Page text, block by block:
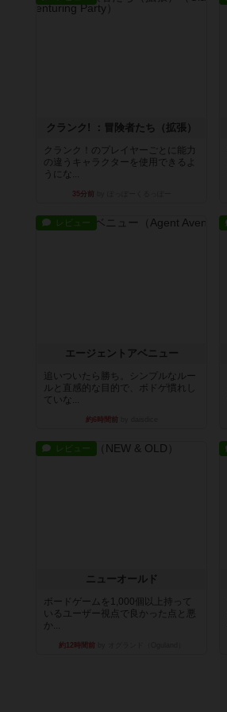
クランク! ：冒険者たち（拡張）
クランク！のプレイヤーごとに能力
の違うキャラクターを使用できるよ
うにな...
35分前
レビュー
エージェントアベニュー
追いついたら勝ち。シンプルなルー
ルと直感的な目的で、ボドゲ慣れし
ていな...
約6時間前
レビュー
ニューオールド
ボードゲームを1,000個以上持って
いるユーザー視点で良かった点と悪
か...
約12時間前